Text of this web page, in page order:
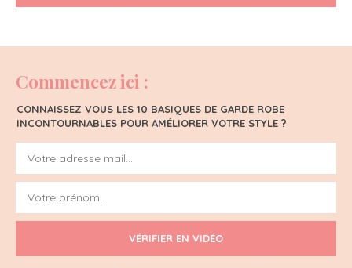
Commencez ici :
CONNAISSEZ VOUS LES 10 BASIQUES DE GARDE ROBE
INCONTOURNABLES POUR AMÉLIORER VOTRE STYLE ?
VÉRIFIER EN VIDÉO